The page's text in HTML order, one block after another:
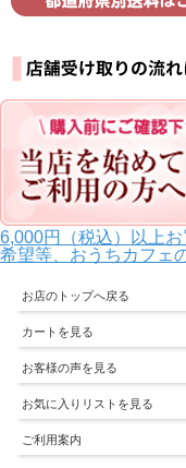
6,000円（税込）以上
希望等、おうちカフェ
お店のトップへ戻る
カートを見る
お客様の声を見る
お気に入りリストを見る
ご利用案内